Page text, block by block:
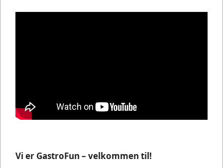
Vi er GastroFun – velkommen til!